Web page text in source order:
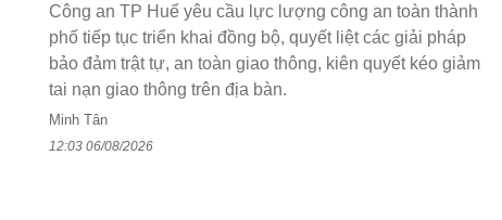
Công an TP Huế yêu cầu lực lượng công an toàn thành
phố tiếp tục triển khai đồng bộ, quyết liệt các giải pháp
bảo đảm trật tự, an toàn giao thông, kiên quyết kéo giảm
tai nạn giao thông trên địa bàn.
Minh Tân
12:03 06/08/2026